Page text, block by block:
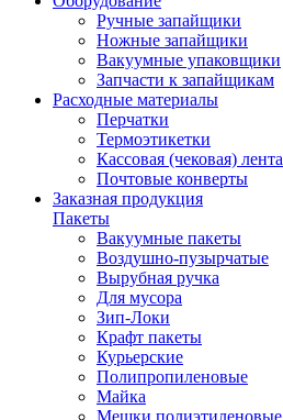
Ручные запайщики
Ножные запайщики
Вакуумные упаковщики
Запчасти к запайщикам
Расходные материалы
Перчатки
Термоэтикетки
Кассовая (чековая) лента
Почтовые конверты
Заказная продукция
Пакеты
Вакуумные пакеты
Воздушно-пузырчатые
Вырубная ручка
Для мусора
Зип-Локи
Крафт пакеты
Курьерские
Полипропиленовые
Майка
Мешки полиэтиленовые